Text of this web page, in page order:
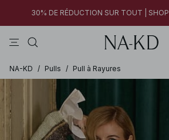
30% DE RÉDUCTION SUR TOUT |
00h 21m 36s
FINAL SALE | SHOPPEZ
30% DE RÉDUCTION SUR TOUT |
NA-KD / Pulls / Pull à Rayures